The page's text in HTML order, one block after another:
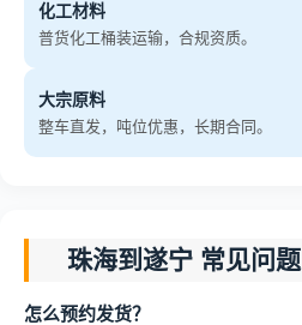
化工材料
普货化工桶装运输，合规资质。
大宗原料
整车直发，吨位优惠，长期合同。
珠海到遂宁 常见问题
怎么预约发货？